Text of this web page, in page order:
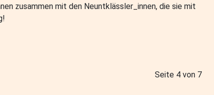
zusammen mit den Neuntklässler_innen, die sie mit
Seite 4 von 7